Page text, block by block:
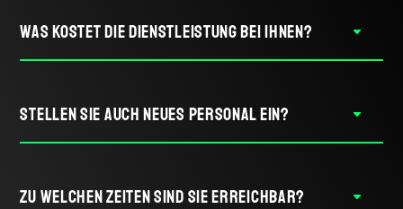
WAS KOSTET DIE DIENSTLEISTUNG BEI IHNEN?
STELLEN SIE AUCH NEUES PERSONAL EIN?
ZU WELCHEN ZEITEN SIND SIE ERREICHBAR?